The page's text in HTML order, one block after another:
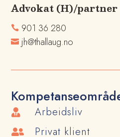
Advokat (H)/partner
 901 36 280
 jh@thallaug.no
 Arbeidsliv
 Privat klient